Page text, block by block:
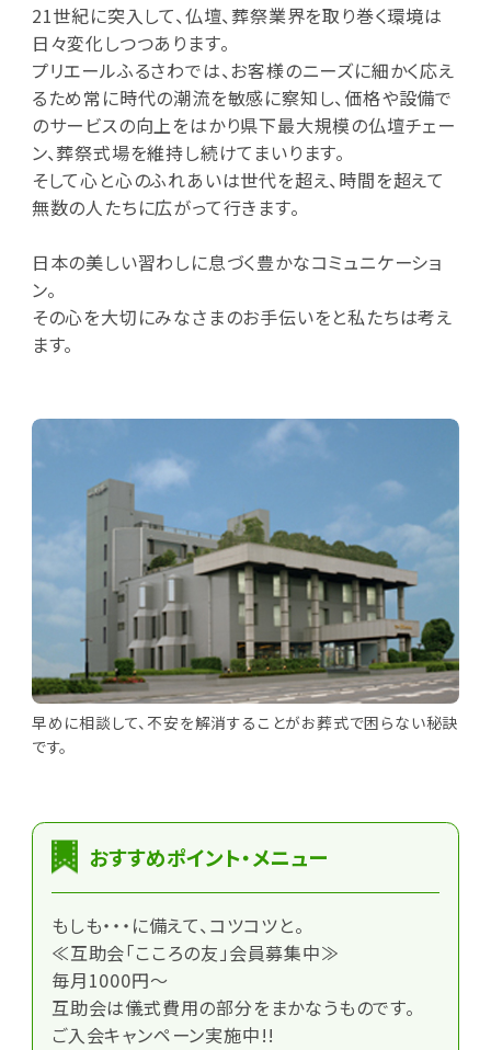
21世紀に突入して、仏壇、葬祭業界を取り巻く環境は
日々変化しつつあります。
プリエールふるさわでは、お客様のニーズに細かく応え
るため常に時代の潮流を敏感に察知し、価格や設備で
のサービスの向上をはかり県下最大規模の仏壇チェー
ン、葬祭式場を維持し続けてまいります。
そして心と心のふれあいは世代を超え、時間を超えて
無数の人たちに広がって行きます。
日本の美しい習わしに息づく豊かなコミュニケーショ
ン。
その心を大切にみなさまのお手伝いをと私たちは考え
ます。
早めに相談して、不安を解消することがお葬式で困らない秘訣
です。
おすすめポイント・メニュー
もしも・・・に備えて、コツコツと。
≪互助会「こころの友」会員募集中≫
毎月1000円～
互助会は儀式費用の部分をまかなうものです。
ご入会キャンペーン実施中!!